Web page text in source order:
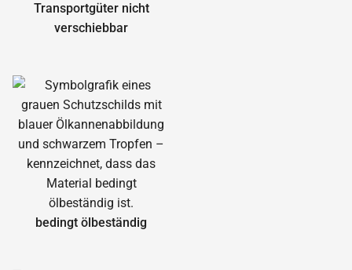
Transportgüter nicht
verschiebbar
bedingt ölbeständig